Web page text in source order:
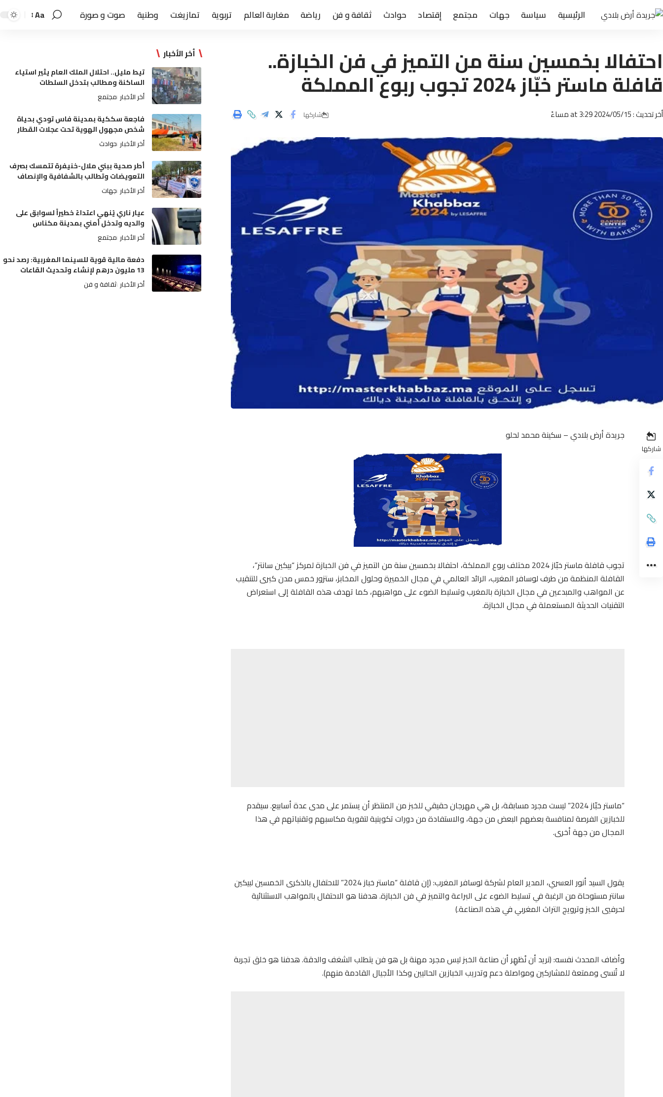
الرئيسية سياسة جهات مجتمع إقتصاد حوادث ثقافة و فن رياضة مغاربة العالم تربوية تمازيغت وطنية صوت و صورة Aa
احتفالا بخمسين سنة من التميز في فن الخبازة..
قافلة ماستر خبّاز 2024 تجوب ربوع المملكة
أخر تحديث : 2024/05/15 at 3:29 مساءً شاركها
شاركها
جريدة أرض بلادي – سكينة محمد لحلو
تجوب قافلة ماستر خبّاز 2024 مختلف ربوع المملكة، احتفالا بخمسين سنة من التميز في فن الخبازة لمركز “بيكين سانتر”،
القافلة المنظمة من طرف لوسافر المغرب، الرائد العالمي في مجال الخميرة وحلول المخابز، ستزور خمس مدن كبرى للتنقيب
عن المواهب والمبدعين في مجال الخبازة بالمغرب وتسليط الضوء على مواهبهم، كما تهدف هذه القافلة إلى استعراض
التقنيات الحديثة المستعملة في مجال الخبازة.
“ماستر خبّاز 2024” ليست مجرد مسابقة، بل هي مهرجان حقيقي للخبز من المنتظر أن يستمر على مدى عدة أسابيع. سيقدم
للخبازين الفرصة لمنافسة بعضهم البعض من جهة، والاستفادة من دورات تكوينية لتقوية مكاسبهم وتقنياتهم في هذا
المجال من جهة أخرى.
يقول السيد أنور العسري، المدير العام لشركة لوسافر المغرب: (إن قافلة “ماستر خباز 2024” للاحتفال بالذكرى الخمسين لبيكين
سانتر مستوحاة من الرغبة في تسليط الضوء على البراعة والتميز في فن الخبازة. هدفنا هو الاحتفال بالمواهب الاستثنائية
لحرفيي الخبز وترويج التراث المغربي في هذه الصناعة.)
وأضاف المحدث نفسه: (نريد أن نُظهِر أن صناعة الخبز ليس مجرد مهنة بل هو فن يتطلب الشغف والدقة. هدفنا هو خلق تجربة
لا تُنسى وممتعة للمشاركين ومواصلة دعم وتدريب الخبازين الحاليين وكذا الأجيال القادمة منهم).
أخر الأخبار
تيط مليل.. احتلال الملك العام يثير استياء
الساكنة ومطالب بتدخل السلطات
أخر الأخبار مجتمع
فاجعة سككية بمدينة فاس تودي بحياة
شخص مجهول الهوية تحت عجلات القطار
أخر الأخبار حوادث
أطر صحية ببني ملال-خنيفرة تتمسك بصرف
التعويضات وتطالب بالشفافية والإنصاف
أخر الأخبار جهات
عيار ناري يُنهي اعتداءً خطيراً لسوابق على
والديه وتدخل أمني بمدينة مكناس
أخر الأخبار مجتمع
دفعة مالية قوية للسينما المغربية: رصد نحو
13 مليون درهم لإنشاء وتحديث القاعات
أخر الأخبار ثقافة و فن